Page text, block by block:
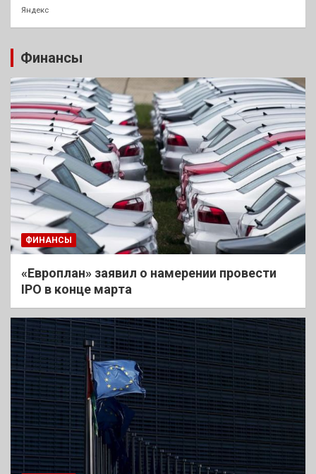
Яндекс
Финансы
ФИНАНСЫ
«Европлан» заявил о намерении провести
IPO в конце марта